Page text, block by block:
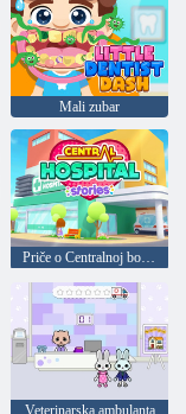
Mali zubar
Priče o Centralnoj bolnici